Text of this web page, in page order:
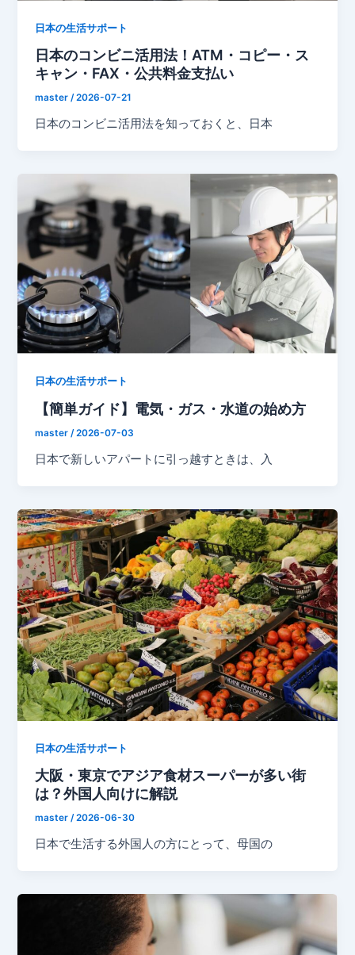
日本の生活サポート
日本のコンビニ活用法！ATM・コピー・ス
キャン・FAX・公共料金支払い
master/2026-07-21
日本のコンビニ活用法を知っておくと、日本
日本の生活サポート
【簡単ガイド】電気・ガス・水道の始め方
master /2026-07-03
日本で新しいアパートに引っ越すときは、入
日本の生活サポート
大阪・東京でアジア食材スーパーが多い街
は？外国人向けに解説
master/2026-06-30
日本で生活する外国人の方にとって、母国の